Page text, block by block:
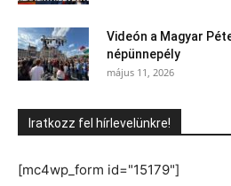
Videón a Magyar
népünnepély
május 11, 2026
Iratkozz fel hírlevelünkre!
[mc4wp_form id="15179"]